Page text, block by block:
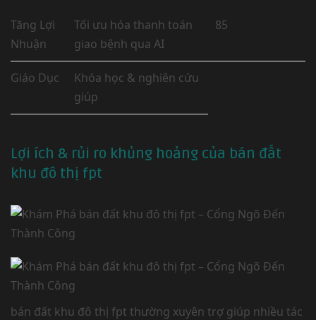
Tăng Lợi
Nhuận
Tối ưu hóa thanh toán
giao bệnh qua AI
85
Giáo Dục
Khóa học & nghiên cứu
giúp
Lợi ích & rủi ro khủng hoảng của bán đất
khu đô thị fpt
bán đất khu đô thị fpt thường xuyên trợ giúp nhiều tác